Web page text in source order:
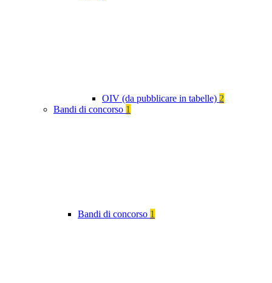
OIV (da pubblicare in tabelle) 2
Bandi di concorso 1
Bandi di concorso 1